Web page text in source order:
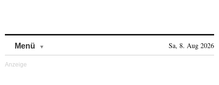
Menü Sa, 8. Aug 2026